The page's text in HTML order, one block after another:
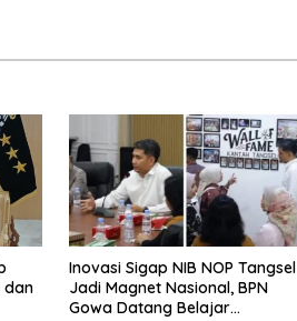
dan
Inovasi Sigap NIB NOP Tangsel
Jadi Magnet Nasional, BPN
Gowa Datang Belajar